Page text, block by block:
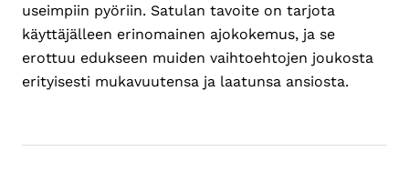
useimpiin pyöriin. Satulan tavoite on tarjota
käyttäjälleen erinomainen ajokokemus, ja se
erottuu edukseen muiden vaihtoehtojen joukosta
erityisesti mukavuutensa ja laatunsa ansiosta.